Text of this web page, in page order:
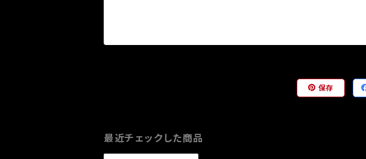
保存
最近チェックした商品